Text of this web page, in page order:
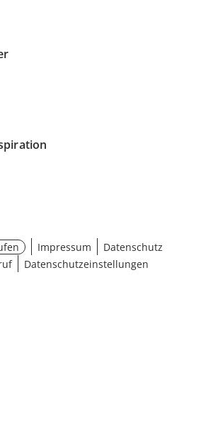
Impressum
Datenschutz
Datenschutzeinstellungen